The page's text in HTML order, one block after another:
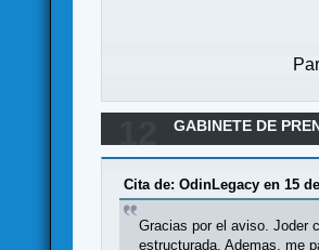
GABINETE DE
Cita de: OdinLegacy en 15
Gracias por el aviso. Joder
estructurada. Ademas, me